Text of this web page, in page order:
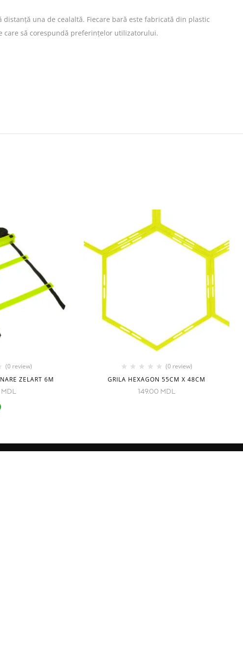
una de cealaltă. Fiecare bară este fabricată din plastic
să corespundă preferințelor utilizatorului.
(0 review)
ZELART 6M
MDL
(0 review)
GRILA HEXAGON 55CM X 48CM
149.00 MDL